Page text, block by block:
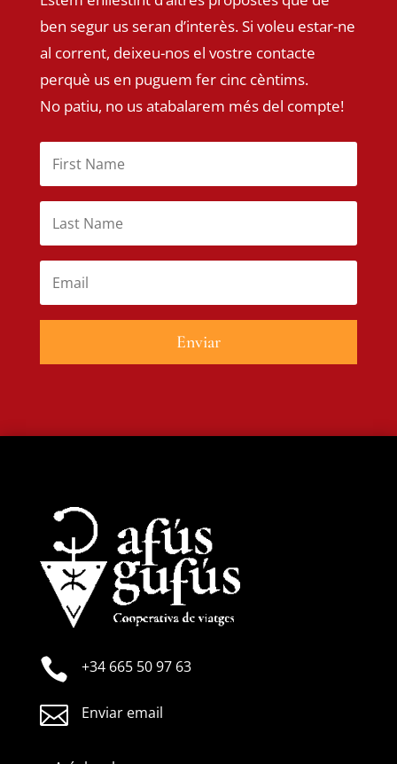
ben segur us seran d’interès. Si voleu estar-ne
al corrent, deixeu-nos el vostre contacte
perquè us en puguem fer cinc cèntims.
No patiu, no us atabalarem més del compte!
Enviar
 +34 665 50 97 63
 Enviar email